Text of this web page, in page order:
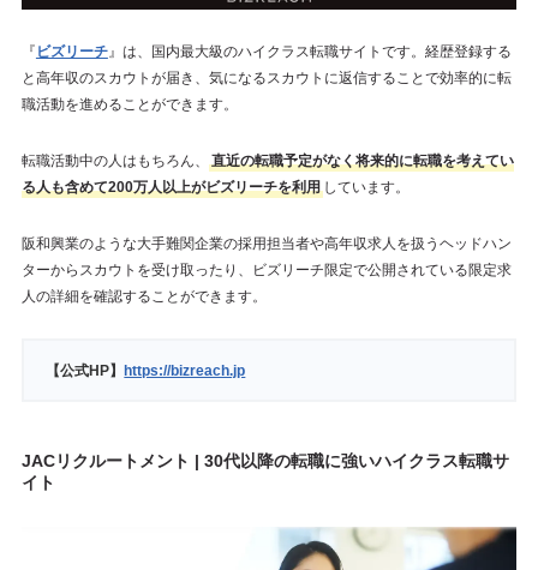
『 ビズリーチ』は、国内最大級のハイクラス転職サイトです。経歴登録する
と高年収のスカウトが届き、気になるスカウトに返信することで効率的に転
職活動を進めることができます。
転職活動中の人はもちろん、
直近の転職予定がなく将来的に転職を考えてい
る人も含めて200万人以上がビズリーチを利用しています。
阪和興業のような大手難関企業の採用担当者や高年収求人を扱うヘッドハン
ターからスカウトを受け取ったり、ビズリーチ限定で公開されている限定求
人の詳細を確認することができます。
【公式HP】https://bizreach.jp
JACリクルートメント | 30代以降の転職に強いハイクラス転職サ
イト